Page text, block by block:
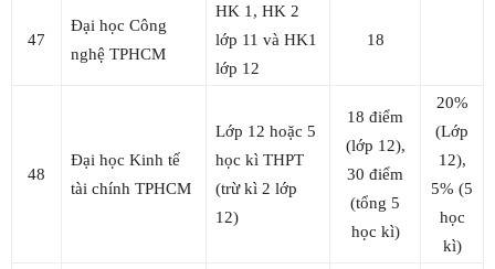
47
Đại học Công
nghệ TPHCM
HK 1, HK 2
lớp 11 và HK1
lớp 12
18
48
Đại học Kinh tế
tài chính TPHCM
Lớp 12 hoặc 5
học kì THPT
(trừ kì 2 lớp
12)
18 điểm
(lớp 12),
30 điểm
(tổng 5
học kì)
20%
(Lớp
12),
5% (5
học
kì)